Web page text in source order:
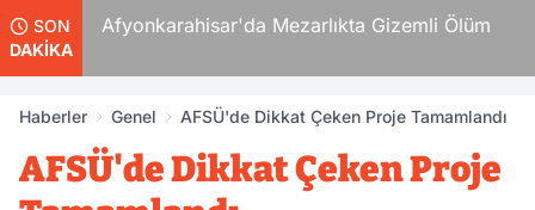
SON
DAKİKA
Afyonkarahisar'da Mezarlıkta Gizemli Ölüm
Haberler Genel AFSÜ'de Dikkat Çeken Proje Tamamlandı
AFSÜ'de Dikkat Çeken Proje